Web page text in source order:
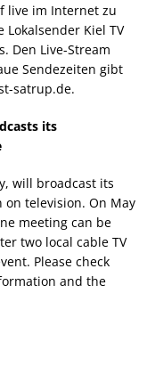
live im Internet zu
Kiel TV
Den Live-Stream
Sendezeiten gibt
satrup.de.
its
will broadcast its
television. On May
meeting can be
two local cable TV
Please check
and the